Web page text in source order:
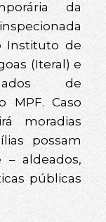
da
Instituto de
(Iteral) e
de
MPF. Caso
moradias
possam
aldeados,
públicas